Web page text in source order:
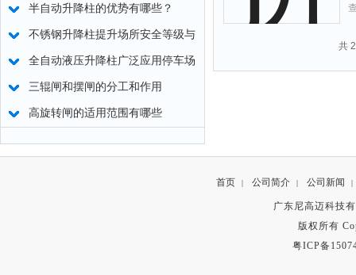
半自动升降柱的优势有哪些？
不锈钢升降柱提升场所安全等级与
环境协调效率
全自动液压升降柱广泛应用停车场
道闸出入口
三辊闸和摆闸的分工和作用
高旋转闸的适用范围有哪些
共
首页 | 公司简介 | 公司新闻 |
广东尼高迈科技
版权所有
粤ICP备